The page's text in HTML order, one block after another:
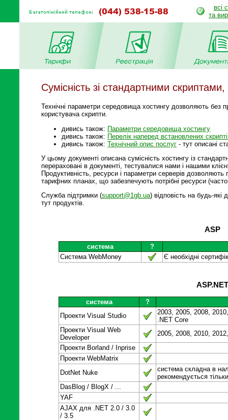
всі
та
Сумісність зі стандартними
Технічні параметри середовища хостингу дозволяють без
користувача скрипти.
дивись також: Параметри середовища хостингу
дивись також: Перелік наперед встановлених
дивись також: Технічний опис послуг - тут описані
У цьому документі описана сумісність хостингу із
перераховані в документі, тестувалися нами і нашими
Продуктивність, ресурси і параметри серверів
тарифних планах, що забезпечують потрібні ресурси
Служба підтримки (support@1gb.ua) відповість на будь-
тут продуктів.
ASP
система
?
Система WebMoney
Є необхідні
ASP.NET
система
?
Проекти Visual Studio
2003, 2005, 2008,
.NET Core
Проекти Visual Web
Developer
2005, 2008, 2010,
Проекти Borland / Inprise
Проекти WebMatrix
DotNet Nuke
система складна в
рекомендується
DasBlog / BlogX / ...
YAF
AJAX для .NET 2.0 / 3.0
/ 3.5